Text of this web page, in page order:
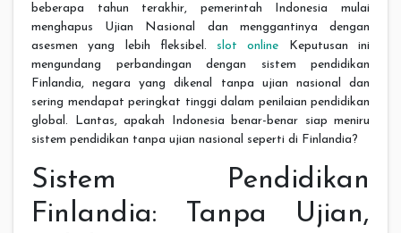
beberapa tahun terakhir, pemerintah Indonesia mulai
menghapus Ujian Nasional dan menggantinya dengan
asesmen yang lebih fleksibel. slot online Keputusan ini
mengundang perbandingan dengan sistem pendidikan
Finlandia, negara yang dikenal tanpa ujian nasional dan
sering mendapat peringkat tinggi dalam penilaian pendidikan
global. Lantas, apakah Indonesia benar-benar siap meniru
sistem pendidikan tanpa ujian nasional seperti di Finlandia?
Sistem Pendidikan
Finlandia: Tanpa Ujian,